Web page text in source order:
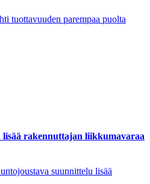
tuottavuuden parempaa puolta
rakennuttajan liikkumavaraa
suunnittelu lisää